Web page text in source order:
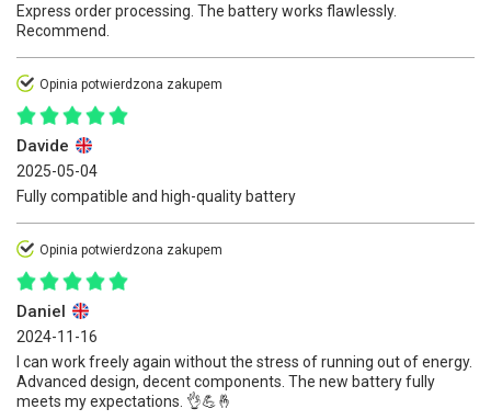
Express order processing. The battery works flawlessly.
Recommend.
Opinia potwierdzona zakupem
Davide
2025-05-04
Fully compatible and high-quality battery
Opinia potwierdzona zakupem
Daniel
2024-11-16
I can work freely again without the stress of running out of energy.
Advanced design, decent components. The new battery fully
meets my expectations. 👌💪🤞